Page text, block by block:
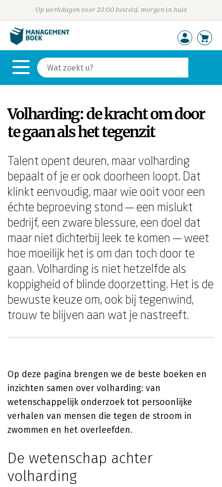
Op werkdagen voor 23:00 besteld, morgen in huis
Volharding: de kracht om door
te gaan als het tegenzit
Talent opent deuren, maar volharding
bepaalt of je er ook doorheen loopt. Dat
klinkt eenvoudig, maar wie ooit voor een
échte beproeving stond — een mislukt
bedrijf, een zware blessure, een doel dat
maar niet dichterbij leek te komen — weet
hoe moeilijk het is om dan toch door te
gaan. Volharding is niet hetzelfde als
koppigheid of blinde doorzetting. Het is de
bewuste keuze om, ook bij tegenwind,
trouw te blijven aan wat je nastreeft.
Op deze pagina brengen we de beste boeken en
inzichten samen over volharding: van
wetenschappelijk onderzoek tot persoonlijke
verhalen van mensen die tegen de stroom in
zwommen en het overleefden.
De wetenschap achter
volharding